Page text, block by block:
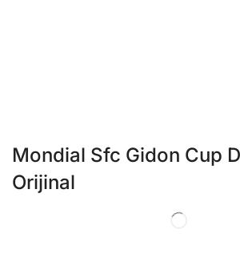
Mondial Sfc Gidon Cup
Orijinal